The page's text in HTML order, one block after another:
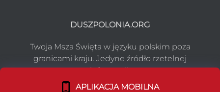
DUSZPOLONIA.ORG
Twoja Msza Święta w języku polskim poza
granicami kraju. Jedyne źródło rzetelnej
informacji.
APLIKACJA MOBILNA